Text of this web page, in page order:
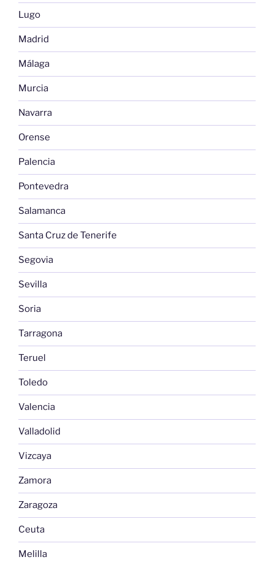
Lugo
Madrid
Málaga
Murcia
Navarra
Orense
Palencia
Pontevedra
Salamanca
Santa Cruz de Tenerife
Segovia
Sevilla
Soria
Tarragona
Teruel
Toledo
Valencia
Valladolid
Vizcaya
Zamora
Zaragoza
Ceuta
Melilla